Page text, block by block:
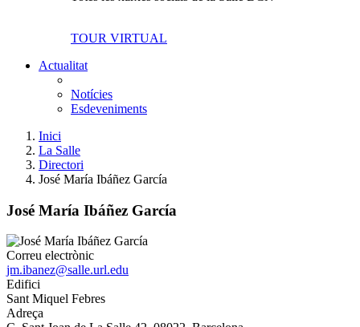
TOUR VIRTUAL
Actualitat
Notícies
Esdeveniments
Inici
La Salle
Directori
José María Ibáñez García
José María Ibáñez García
Correu electrònic
jm.ibanez@salle.url.edu
Edifici
Sant Miquel Febres
Adreça